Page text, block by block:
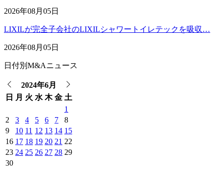
2026年08月05日
LIXILが完全子会社のLIXILシャワートイレテックを吸収…
2026年08月05日
日付別M&Aニュース
2024年6月
日
月 火 水 木 金 土
1
2
3 4 5 6 7
8
9
10 11 12 13 14 15
16 17 18 19 20 21 22
23 24 25 26 27 28 29
30